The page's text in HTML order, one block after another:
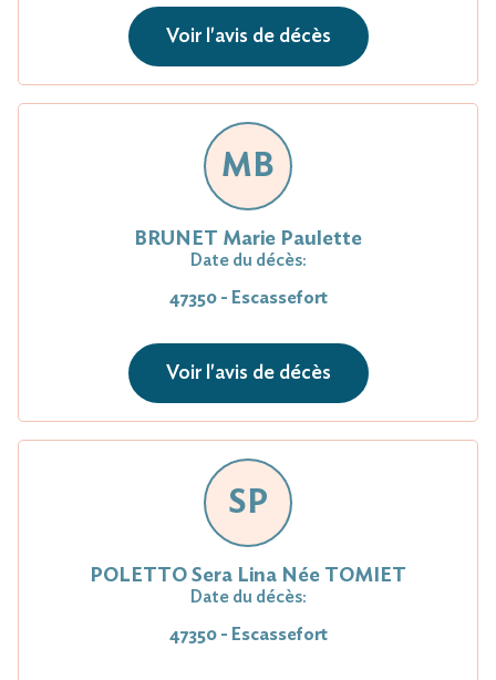
Voir l'avis de décès
MB
BRUNET Marie Paulette
Date du décès:
47350 - Escassefort
Voir l'avis de décès
SP
POLETTO Sera Lina Née TOMIET
Date du décès:
47350 - Escassefort